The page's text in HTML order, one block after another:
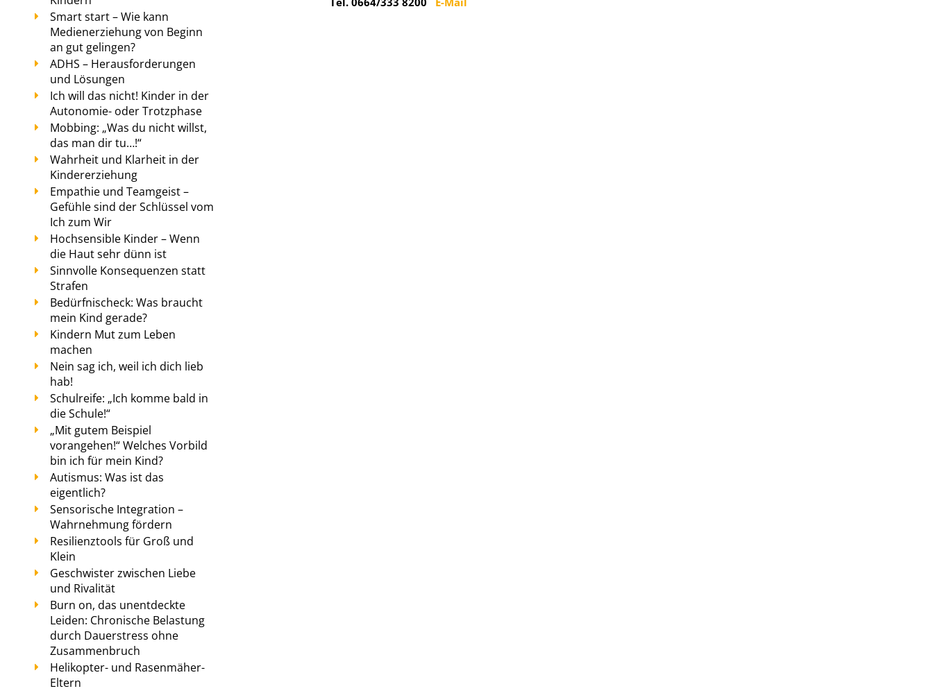
Smart start – Wie kann
Medienerziehung von Beginn
an gut gelingen?
ADHS – Herausforderungen
und Lösungen
Ich will das nicht! Kinder in der
Autonomie- oder Trotzphase
Mobbing: „Was du nicht willst,
das man dir tu…!“
Wahrheit und Klarheit in der
Kindererziehung
Empathie und Teamgeist –
Gefühle sind der Schlüssel vom
Ich zum Wir
Hochsensible Kinder – Wenn
die Haut sehr dünn ist
Sinnvolle Konsequenzen statt
Strafen
Bedürfnischeck: Was braucht
mein Kind gerade?
Kindern Mut zum Leben
machen
Nein sag ich, weil ich dich lieb
hab!
Schulreife: „Ich komme bald in
die Schule!“
„Mit gutem Beispiel
vorangehen!“ Welches Vorbild
bin ich für mein Kind?
Autismus: Was ist das
eigentlich?
Sensorische Integration –
Wahrnehmung fördern
Resilienztools für Groß und
Klein
Geschwister zwischen Liebe
und Rivalität
Burn on, das unentdeckte
Leiden: Chronische Belastung
durch Dauerstress ohne
Zusammenbruch
Helikopter- und Rasenmäher-
Eltern